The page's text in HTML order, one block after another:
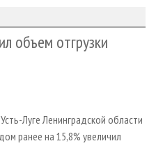
ПЛИТ
объем отгрузки
Луге Ленинградской области
ранее на 15,8% увеличил